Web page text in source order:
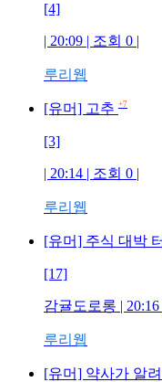
[4]
| 20:09 | 조회 0 |
루리웹
[유머] 고추 +7
[3]
| 20:14 | 조회 0 |
루리웹
[유머] 주식 대박
[17]
감귤도로롱 |
루리웹
[유머] 약사가 알